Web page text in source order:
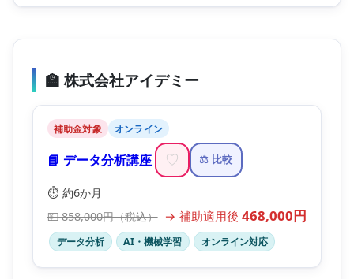
🏫 株式会社アイデミー
補助金対象 オンライン
📘 データ分析講座 ♡ ⚖️ 比較
⏱️ 約6か月
💴 858,000円（税込） → 補助適用後 468,000円
データ分析 AI・機械学習 オンライン対応